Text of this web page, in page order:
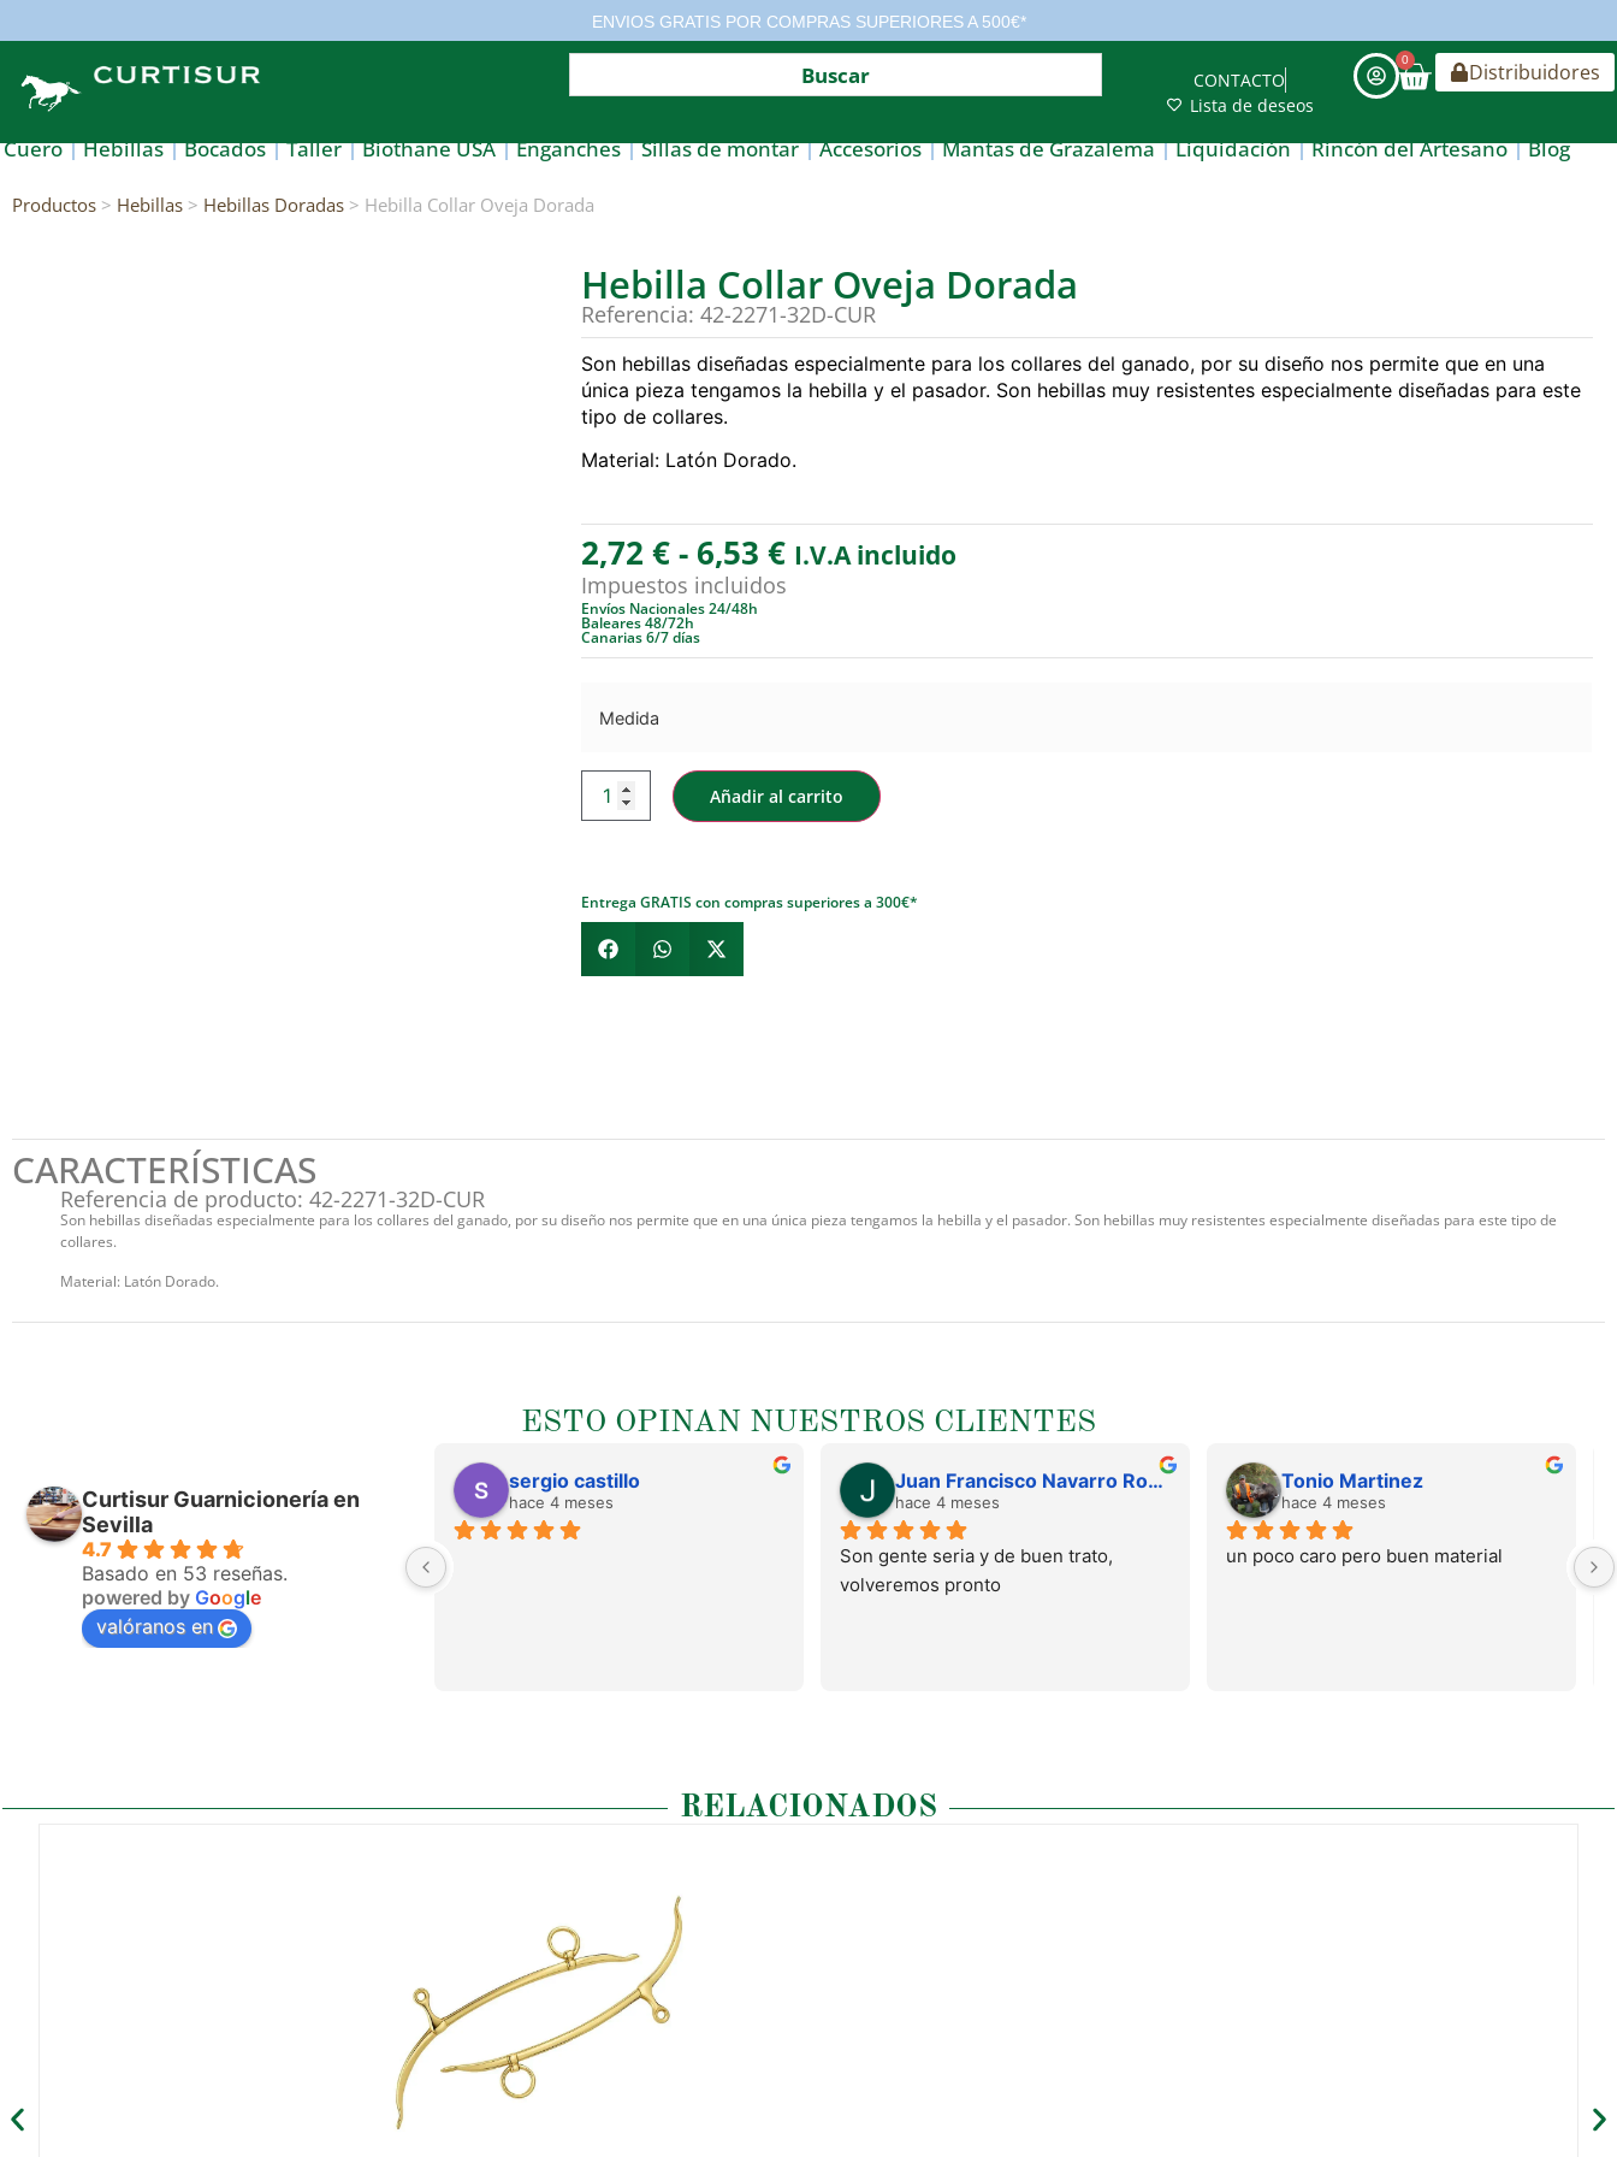
ENVIOS GRATIS POR COMPRAS SUPERIORES A 500€*
CONTACTO
Lista de deseos
0 Distribuidores
Cuero Hebillas Bocados Taller Biothane USA Enganches Sillas de montar Accesorios Mantas de Grazalema Liquidación Rincón del Artesano Blog
Productos > Hebillas > Hebillas Doradas > Hebilla Collar Oveja Dorada
Hebilla Collar Oveja Dorada
Referencia: 42-2271-32D-CUR
Son hebillas diseñadas especialmente para los collares del ganado, por su diseño nos permite que en una
única pieza tengamos la hebilla y el pasador. Son hebillas muy resistentes especialmente diseñadas para este
tipo de collares.
Material: Latón Dorado.
2,72€ - 6,53€ I.V.A incluido
Impuestos incluidos
Envíos Nacionales 24/48h
Baleares 48/72h
Canarias 6/7 días
Medida
Añadir al carrito
Entrega GRATIS con compras superiores a 300€*
CARACTERÍSTICAS
Referencia de producto: 42-2271-32D-CUR
Son hebillas diseñadas especialmente para los collares del ganado, por su diseño nos permite que en una única pieza tengamos la hebilla y el pasador. Son hebillas muy resistentes especialmente diseñadas para este tipo de
collares.
Material: Latón Dorado.
ESTO OPINAN NUESTROS CLIENTES
Curtisur Guarnicionería en
Sevilla
4.7
Basado en 53 reseñas.
powered by Google
valóranos en
sergio castillo
hace 4 meses
Juan Francisco Navarro Roman
hace 4 meses
Son gente seria y de buen trato,
volveremos pronto
Tonio Martinez
hace 4 meses
un poco caro pero buen material
RELACIONADOS